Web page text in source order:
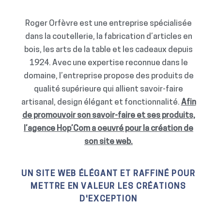
Roger Orfèvre est une entreprise spécialisée
dans la coutellerie, la fabrication d’articles en
bois, les arts de la table et les cadeaux depuis
1924. Avec une expertise reconnue dans le
domaine, l’entreprise propose des produits de
qualité supérieure qui allient savoir-faire
artisanal, design élégant et fonctionnalité. Afin
de promouvoir son savoir-faire et ses produits,
l’agence Hop’Com a oeuvré pour la création de
son site web.
UN SITE WEB ÉLÉGANT ET RAFFINÉ POUR
METTRE EN VALEUR LES CRÉATIONS
D'EXCEPTION